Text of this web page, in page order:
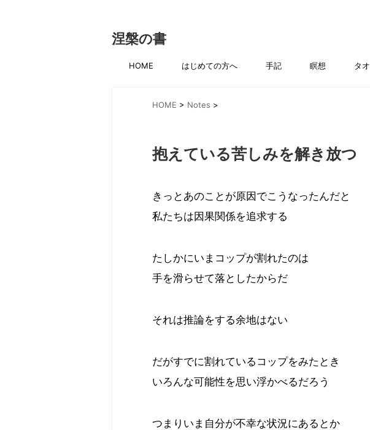
涅槃の書
HOME はじめての方へ 手記 瞑想 タオ
HOME > Notes >
抱えている苦しみを解き放つ
きっとあのことが原因でこうなったんだと
私たちは因果関係を追求する
たしかにいまコップが割れたのは
手を滑らせて落としたからだ
それは推論をする余地はない
だがすでに割れているコップをみたとき
いろんな可能性を思い浮かべるだろう
つまりいま自分が不幸な状況にあるとか